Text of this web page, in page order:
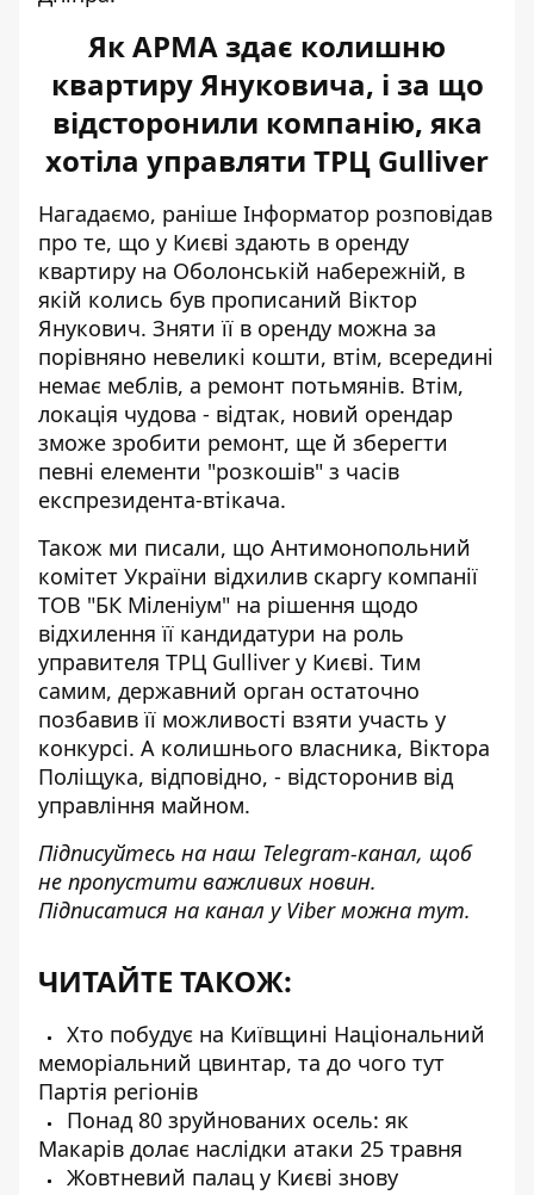
Як АРМА здає колишню
квартиру Януковича, і за що
відсторонили компанію, яка
хотіла управляти ТРЦ Gulliver
Нагадаємо, раніше Інформатор розповідав
про те, що у Києві здають в оренду
квартиру на Оболонській набережній, в
якій колись був прописаний Віктор
Янукович. Зняти її в оренду можна за
порівняно невеликі кошти, втім, всередині
немає меблів, а ремонт потьмянів. Втім,
локація чудова - відтак, новий орендар
зможе зробити ремонт, ще й зберегти
певні елементи "розкошів" з часів
експрезидента-втікача.
Також ми писали, що Антимонопольний
комітет України відхилив скаргу компанії
ТОВ "БК Міленіум" на рішення щодо
відхилення її кандидатури на роль
управителя ТРЦ Gulliver у Києві. Тим
самим, державний орган остаточно
позбавив її можливості взяти участь у
конкурсі. А колишнього власника, Віктора
Поліщука, відповідно, - відсторонив від
управління майном.
Підписуйтесь на наш Telegram-канал, щоб
не пропустити важливих новин.
Підписатися на канал у Viber можна тут.
ЧИТАЙТЕ ТАКОЖ:
Хто побудує на Київщині Національний
меморіальний цвинтар, та до чого тут
Партія регіонів
Понад 80 зруйнованих осель: як
Макарів долає наслідки атаки 25 травня
Жовтневий палац у Києві знову